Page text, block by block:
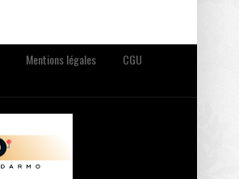
Mentions légales
CGU